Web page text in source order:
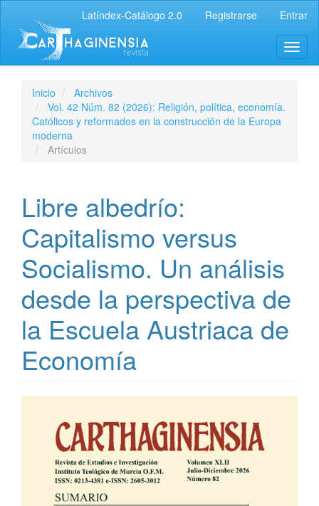
Latíndex-Catálogo 2.0 Registrarse Entrar
Inicio
Archivos
Vol. 42 Núm. 82 (2026): Religión, política, economía.
Católicos y reformados en la construcción de la Europa
moderna
Artículos
Libre albedrío:
Capitalismo versus
Socialismo. Un análisis
desde la perspectiva de
la Escuela Austriaca de
Economía